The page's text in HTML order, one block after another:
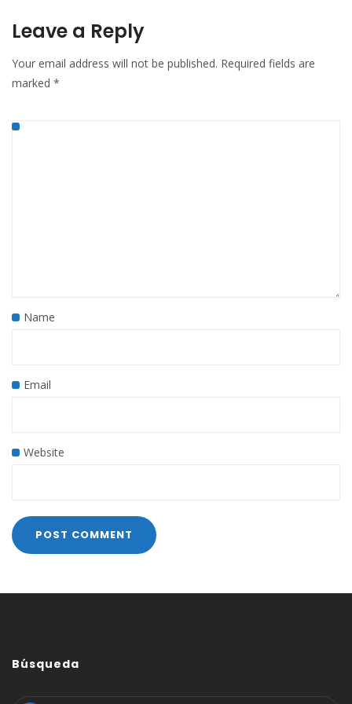
Leave a Reply
Your email address will not be published. Required fields are
marked *
Name
Email
Website
Búsqueda